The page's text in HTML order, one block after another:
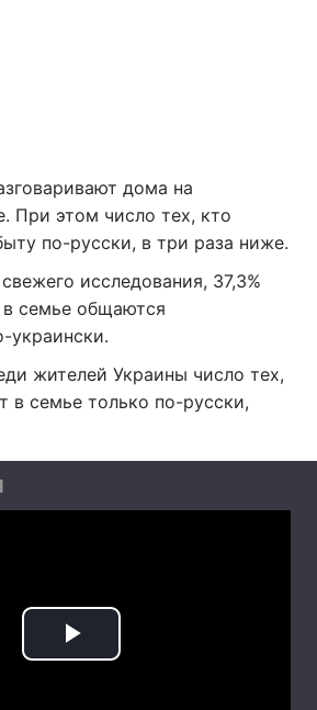
дома на
При этом число тех, кто
по-русски, в три раза ниже.
исследования, 37,3%
семье общаются
украински.
жителей Украины число тех,
в семье только по-русски,